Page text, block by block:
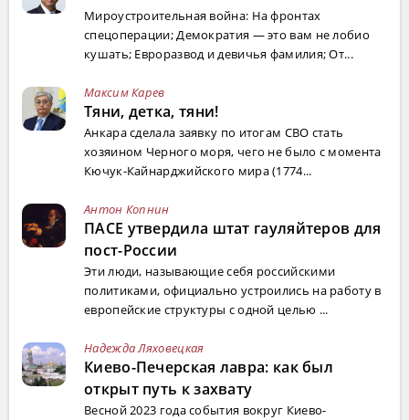
Мироустроительная война: На фронтах
спецоперации; Демократия — это вам не лобио
кушать; Евроразвод и девичья фамилия; От...
Максим Карев
Тяни, детка, тяни!
Анкара сделала заявку по итогам СВО стать
хозяином Черного моря, чего не было с момента
Кючук-Кайнарджийского мира (1774...
Антон Копнин
ПАСЕ утвердила штат гауляйтеров для
пост-России
Эти люди, называющие себя российскими
политиками, официально устроились на работу в
европейские структуры с одной целью ...
Надежда Ляховецкая
Киево-Печерская лавра: как был
открыт путь к захвату
Весной 2023 года события вокруг Киево-